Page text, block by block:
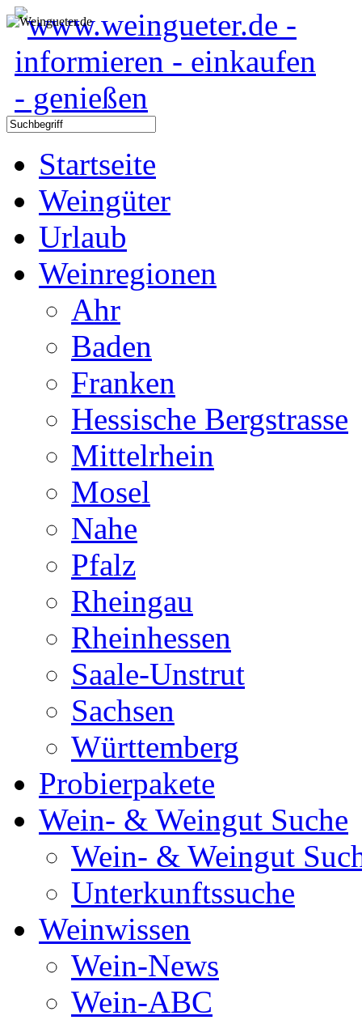
Startseite
Weingüter
Urlaub
Weinregionen
Ahr
Baden
Franken
Hessische Bergstrasse
Mittelrhein
Mosel
Nahe
Pfalz
Rheingau
Rheinhessen
Saale-Unstrut
Sachsen
Württemberg
Probierpakete
Wein- & Weingut Suche
Wein- & Weingut
Unterkunftssuche
Weinwissen
Wein-News
Wein-ABC